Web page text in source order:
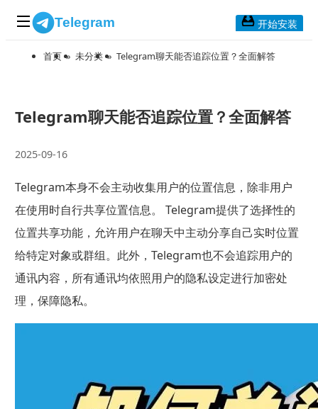
Telegram
应用下载
Telegram Mac版
Telegram安卓版
Telegram Web版
开始安装
首页 » 未分类 » Telegram聊天能否追踪位置？全面解答
Telegram聊天能否追踪位置？全面解答
2025-09-16
Telegram本身不会主动收集用户的位置信息，除非用户
在使用时自行共享位置信息。 Telegram提供了选择性的
位置共享功能，允许用户在聊天中主动分享自己实时位置
给特定对象或群组。此外，Telegram也不会追踪用户的
通讯内容，所有通讯均依照用户的隐私设定进行加密处
理，保障隐私。